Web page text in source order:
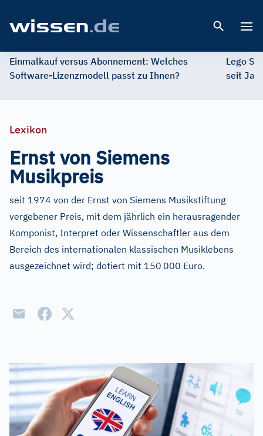
Einmalkauf versus Abonnement: Welches
Software-Lizenzmodell passt zu Ihnen?
Lego
seit
Lexikon
Ernst von Siemens
Musikpreis
seit 1974 von der Ernst von Siemens Musikstiftung
vergebener Preis, mit dem jährlich ein herausragender
Komponist, Interpret oder Wissenschaftler aus dem
Bereich des internationalen klassischen Musiklebens
ausgezeichnet wird; dotiert mit 150 000 Euro.